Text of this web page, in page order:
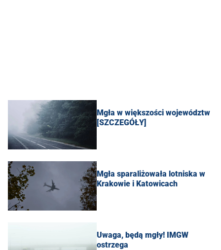
Mgła w większości województw
[SZCZEGÓŁY]
Mgła sparaliżowała lotniska w
Krakowie i Katowicach
Uwaga, będą mgły! IMGW
ostrzega